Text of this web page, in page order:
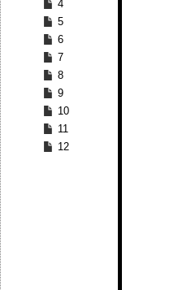
4
5
6
7
8
9
10
11
12